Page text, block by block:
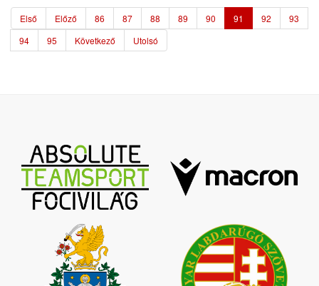
Első Előző 86 87 88 89 90 91 92
93
94
95 Következő Utolsó